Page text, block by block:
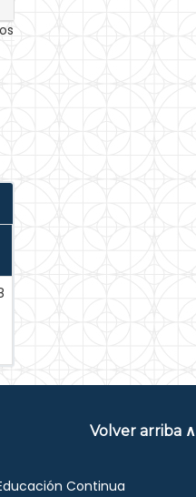
Volver arriba ∧
Continua